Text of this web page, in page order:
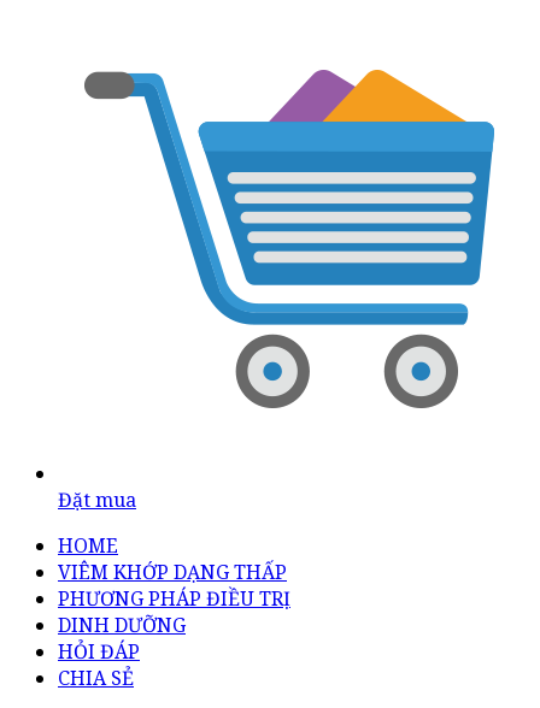
Đặt mua
HOME
VIÊM KHỚP DẠNG THẤP
PHƯƠNG PHÁP ĐIỀU TRỊ
DINH DƯỠNG
HỎI ĐÁP
CHIA SẺ